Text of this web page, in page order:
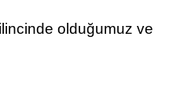
olduğumuz ve